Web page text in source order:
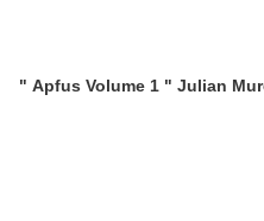
" Apfus Volume 1 " Julian